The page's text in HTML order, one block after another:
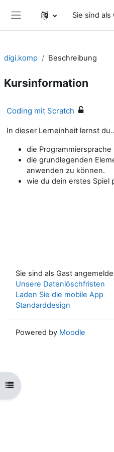
Website-Übersicht
Sie sind
Kursindex öffnen
digi.komp Beschreibung
Kursinformation
Coding mit Scratch
In dieser Lerneinheit lernst
die
die grundlegenden
anwenden zu können.
wie du dein erstes Spiel
Sie sind als Gast
Unsere Datenlöschfristen
Laden Sie die mobile App
Standarddesign
Powered by Moodle